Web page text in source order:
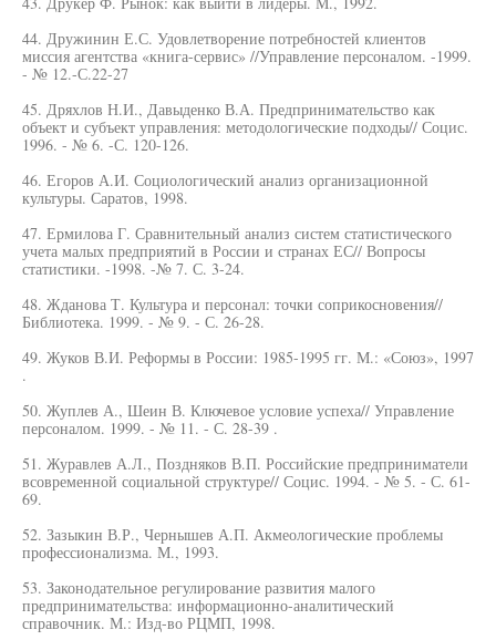
44. Дружинин Е.С. Удовлетворение потребностей клиентов
миссия агентства «книга-сервис» //Управление персоналом. -1999.
- № 12.-С.22-27
45. Дряхлов Н.И., Давыденко В.А. Предпринимательство как
объект и субъект управления: методологические подходы// Социс.
1996. - № 6. -С. 120-126.
46. Егоров А.И. Социологический анализ организационной
культуры. Саратов, 1998.
47. Ермилова Г. Сравнительный анализ систем статистического
учета малых предприятий в России и странах ЕС// Вопросы
статистики. -1998. -№ 7. С. 3-24.
48. Жданова Т. Культура и персонал: точки соприкосновения//
Библиотека. 1999. - № 9. - С. 26-28.
49. Жуков В.И. Реформы в России: 1985-1995 гг. М.: «Союз», 1997
.
50. Жуплев А., Шеин В. Ключевое условие успеха// Управление
персоналом. 1999. - № 11. - С. 28-39 .
51. Журавлев А.Л., Поздняков В.П. Российские предприниматели
всовременной социальной структуре// Социс. 1994. - № 5. - С. 61-
69.
52. Зазыкин В.Р., Чернышев А.П. Акмеологические проблемы
профессионализма. М., 1993.
53. Законодательное регулирование развития малого
предпринимательства: информационно-аналитический
справочник. М.: Изд-во РЦМП, 1998.